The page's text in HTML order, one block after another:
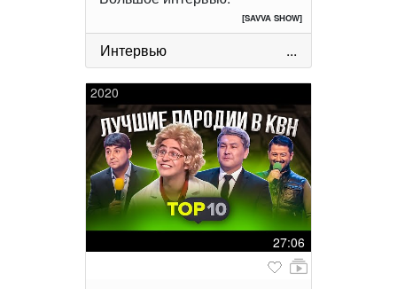
[SAVVA SHOW]
Интервью ...
2020
27:06